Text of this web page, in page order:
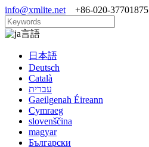
info@xmlite.net +86-020-37701875
言語
日本語
Deutsch
Català
עברית
Gaeilgenah Éireann
Cymraeg
slovenščina
magyar
Български